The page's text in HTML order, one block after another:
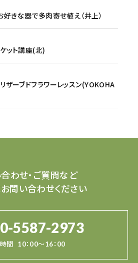
好きな器で多肉寄せ植え（井上）
ット講座(北)
ザーブドフラワーレッスン(YOKOHA
わせ・ご質問など
問い合わせください
5587-2973
間 10：00～16：00